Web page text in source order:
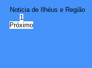
Noticia de Ilhéus e Região
1
Próximo